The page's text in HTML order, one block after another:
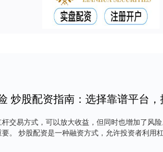
炒股配资指南：选择靠谱平台
交易方式，可以放大收益，但同时也增加了风
。 炒股配资是一种融资方式，允许投资者利用